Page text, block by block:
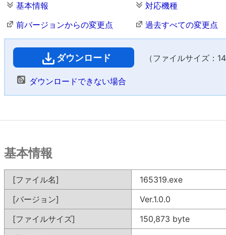
基本情報
対応機種
前バージョンからの変更点
過去すべての変更点
ダウンロード （ファイルサイズ：
ダウンロードできない場合
基本情報
[ファイル名]
165319.exe
[バージョン]
Ver.1.0.0
[ファイルサイズ]
150,873 byte